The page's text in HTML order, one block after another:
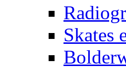
Skates